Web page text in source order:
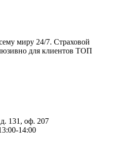
миру 24/7. Страховой
для клиентов ТОП
131, оф. 207
14:00